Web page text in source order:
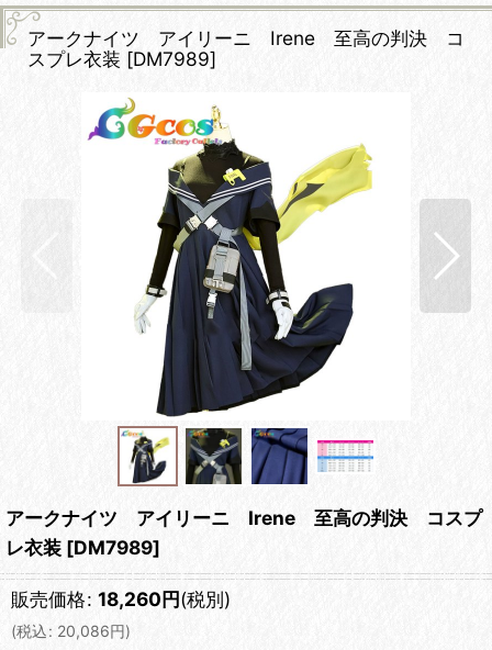
アークナイツ アイリーニ Irene 至高の判決 コ
スプレ衣装 [DM7989]
アークナイツ アイリーニ Irene 至高の判決 コスプ
レ衣装 [DM7989]
販売価格: 18,260円(税別)
(税込: 20,086円)